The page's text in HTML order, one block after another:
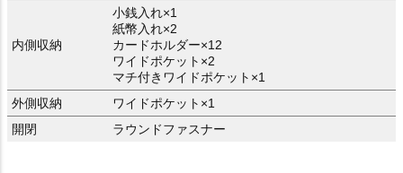
内側収納
小銭入れ×1
紙幣入れ×2
カードホルダー×12
ワイドポケット×2
マチ付きワイドポケット×1
外側収納
ワイドポケット×1
開閉
ラウンドファスナー